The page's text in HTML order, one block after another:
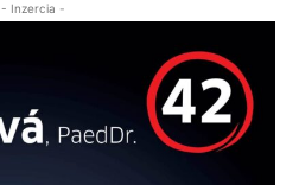
- Inzercia -